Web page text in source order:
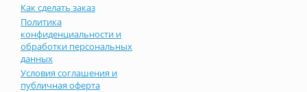
Как сделать заказ
Политика
конфиденциальности и
обработки персональных
данных
Условия соглашения и
публичная оферта